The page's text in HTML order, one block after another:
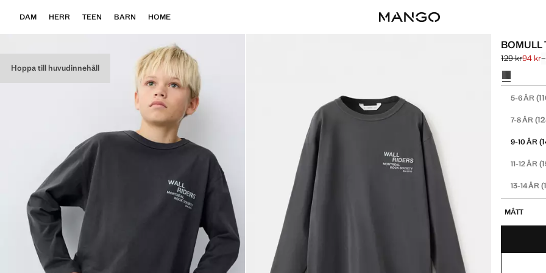
Hoppa till huvudinnehåll
DAM HERR TEEN BARN HOME
BOMULL
Ursprungligt
129 kr
Gällande94 kr
Välj en färg
Välj din
5-6 ÅR
7-8 ÅR
9-10 ÅR
11-12 ÅR
13-14 ÅR
MÅTT